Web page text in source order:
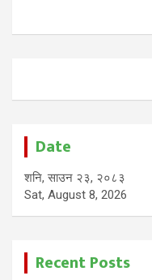
Date
शनि, साउन २३, २०८३
Sat, August 8, 2026
Recent Posts